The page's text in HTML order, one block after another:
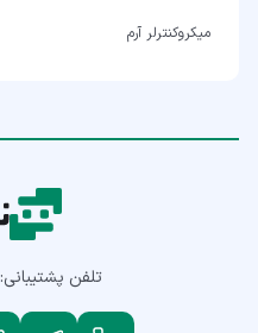
میکروکنترلر آرم
تلفن پشتیبانی: